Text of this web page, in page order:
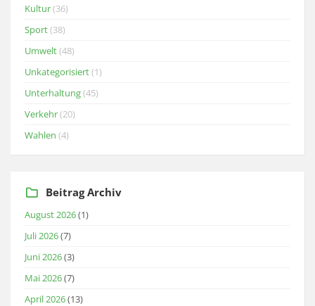
Kultur(36)
Sport(38)
Umwelt(48)
Unkategorisiert(1)
Unterhaltung(45)
Verkehr(20)
Wahlen (4)
Beitrag Archiv
August 2026(1)
Juli 2026(7)
Juni 2026(3)
Mai 2026(7)
April 2026(13)